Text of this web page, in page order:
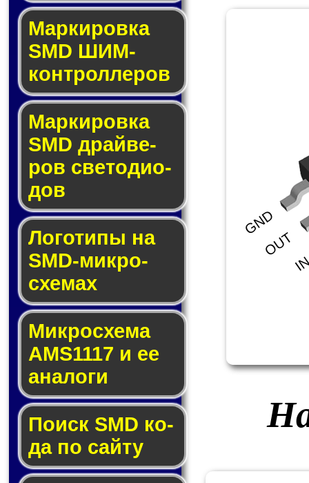
Маркировка
SMD ШИМ-
кон­трол­ле­ров
Маркировка
SMD драй­ве­
ров све­то­ди­о­
дов
Логотипы на
SMD-мик­ро­
схе­мах
Микросхема
AMS1117 и ее
ана­ло­ги
Поиск SMD ко­
да по сай­ту
GND
OUT